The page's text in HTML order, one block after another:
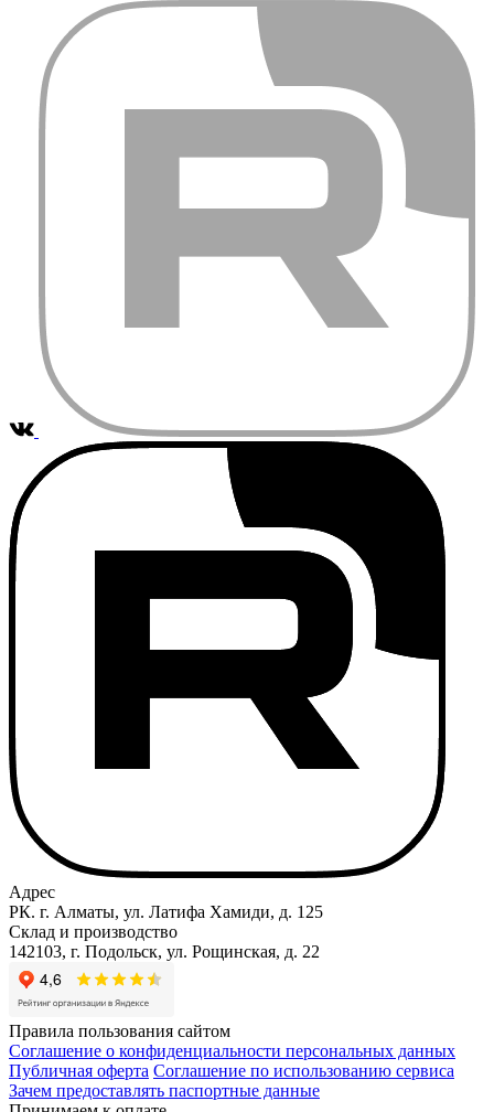
Адрес
РК. г. Алматы, ул. Латифа Хамиди, д. 125
Склад и производство
142103, г. Подольск, ул. Рощинская, д. 22
Правила пользования сайтом
Соглашение о конфиденциальности персональных данных
Публичная оферта Соглашение по использованию сервиса
Зачем предоставлять паспортные данные